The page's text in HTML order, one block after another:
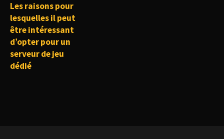
Les raisons pour
lesquelles il peut
être intéressant
d’opter pour un
serveur de jeu
dédié